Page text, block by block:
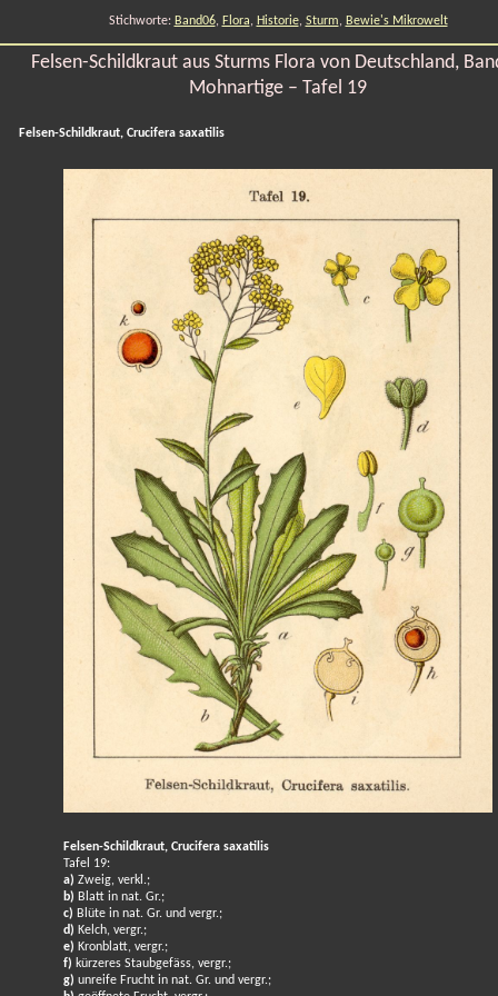
Stichworte: Band06, Flora, Historie, Sturm, Bewie's Mikrowelt
Felsen-Schildkraut aus Sturms Flora von Deutschland,
Mohnartige – Tafel 19
Felsen-Schildkraut, Crucifera saxatilis
Felsen-Schildkraut, Crucifera saxatilis
Tafel 19:
a) Zweig, verkl.;
b) Blatt in nat. Gr.;
c) Blüte in nat. Gr. und vergr.;
d) Kelch, vergr.;
e) Kronblatt, vergr.;
f) kürzeres Staubgefäss, vergr.;
g) unreife Frucht in nat. Gr. und vergr.;